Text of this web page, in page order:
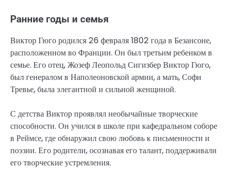
Ранние годы и семья
Виктор Гюго родился 26 февраля 1802 года в Безансоне,
расположенном во Франции. Он был третьим ребенком в
семье. Его отец, Жозеф Леопольд Сигизбер Виктор Гюго,
был генералом в Наполеоновской армии, а мать, Софи
Тревье, была элегантной и сильной женщиной.
С детства Виктор проявлял необычайные творческие
способности. Он учился в школе при кафедральном соборе
в Реймсе, где обнаружил свою любовь к письменности и
поэзии. Его родители, осознавая его талант, поддерживали
его творческие устремления.